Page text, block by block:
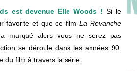
est devenue Elle Woods ! Si le
favorite et que ce film La Revanche
marqué alors vous ne serez pas
se déroule dans les années 90.
du film à travers la série.